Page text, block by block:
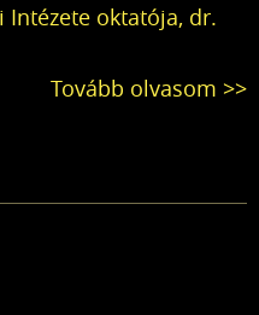
Intézete oktatója, dr.
Tovább olvasom >>